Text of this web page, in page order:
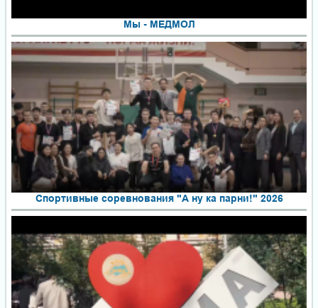
Мы - МЕДМОЛ
Спортивные соревнования "А ну ка парни!" 2026